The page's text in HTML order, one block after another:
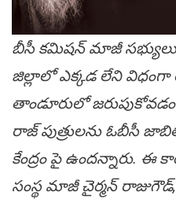
బీసీ కమిషన్ మాజీ సభ్యులు
జిల్లాలో ఎక్కడ లేని
తాండూరులో
రాజ్ పుత్రులను ఓబీసీ
కేంద్రం పై ఉందన్నారు. ఈ
సంస్థ మాజీ చైర్మన్